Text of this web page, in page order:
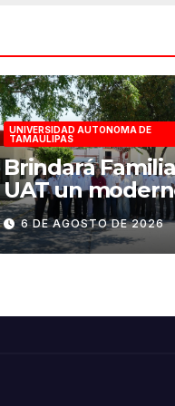
UNIVERSIDAD AUTONOMA DE
TAMAULIPAS
Brindará Familia
UAT un
espacio con
humano en la
sede del
6 DE AGOSTO DE 2026